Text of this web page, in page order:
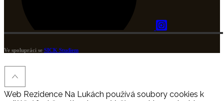
Ve spolupráci se SICK Studiem
Web Rezidence Na Lukách používá soubory cookies k